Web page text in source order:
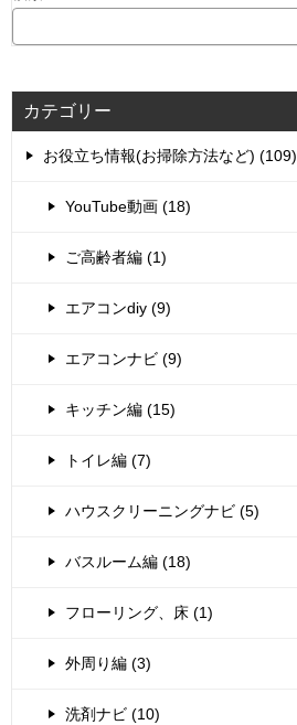
カテゴリー
お役立ち情報(お掃除方法など) (109)
YouTube動画 (18)
ご高齢者編 (1)
エアコンdiy (9)
エアコンナビ (9)
キッチン編 (15)
トイレ編 (7)
ハウスクリーニングナビ (5)
バスルーム編 (18)
フローリング、床 (1)
外周り編 (3)
洗剤ナビ (10)